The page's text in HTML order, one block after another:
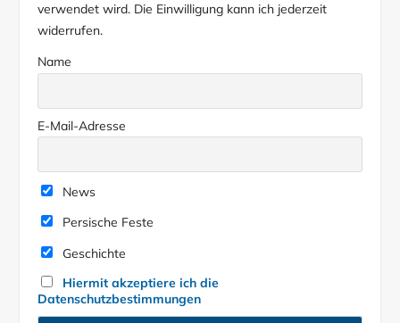
verwendet wird. Die Einwilligung kann ich jederzeit
widerrufen.
Name
E-Mail-Adresse
News
Persische Feste
Geschichte
Hiermit akzeptiere ich die
Datenschutzbestimmungen